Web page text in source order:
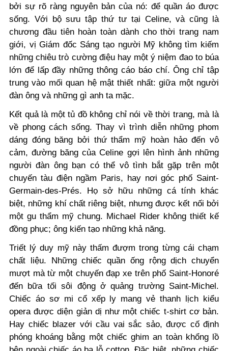
bởi sự rõ ràng nguyên bản của nó: để quần áo được
sống. Với bộ sưu tập thứ tư tại Celine, và cũng là
chương đầu tiên hoàn toàn dành cho thời trang nam
giới, vị Giám đốc Sáng tạo người Mỹ không tìm kiếm
những chiêu trò cường điệu hay một ý niệm đao to búa
lớn để lấp đầy những thông cáo báo chí. Ông chỉ tập
trung vào mối quan hệ mật thiết nhất: giữa một người
đàn ông và những gì anh ta mặc.
Kết quả là một tủ đồ không chỉ nói về thời trang, mà là
về phong cách sống. Thay vì trình diễn những phom
dáng đóng băng bởi thứ thẩm mỹ hoàn hảo đến vô
cảm, đường băng của Celine gợi lên hình ảnh những
người đàn ông bạn có thể vô tình bắt gặp trên một
chuyến tàu điện ngầm Paris, hay nơi góc phố Saint-
Germain-des-Prés. Họ sở hữu những cá tính khác
biệt, những khí chất riêng biệt, nhưng được kết nối bởi
một gu thẩm mỹ chung. Michael Rider không thiết kế
đồng phục; ông kiến tạo những khả năng.
Triết lý duy mỹ này thấm đượm trong từng cái chạm
chất liệu. Những chiếc quần ống rộng dịch chuyển
mượt mà từ một chuyến đạp xe trên phố Saint-Honoré
đến bữa tối sôi động ở quảng trường Saint-Michel.
Chiếc áo sơ mi cổ xếp ly mang vẻ thanh lịch kiểu
opera được diện giản dị như một chiếc t-shirt cơ bản.
Hay chiếc blazer với cầu vai sắc sảo, được cố định
phóng khoáng bằng một chiếc ghim an toàn khổng lồ